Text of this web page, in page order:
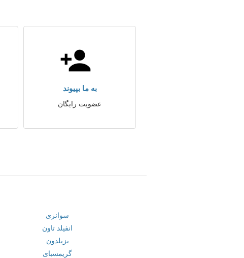
به ما بپیوند
عضویت رایگان
سوانزی
انفیلد تاون
بزیلدون
گریمسبای